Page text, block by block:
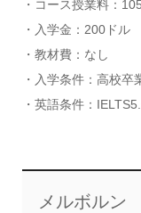
・コース授業料：
・入学金：200ドル
・教材費：なし
・入学条件：高校卒
・英語条件：
メルボルン